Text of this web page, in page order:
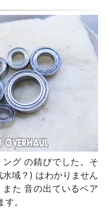
グ の錆びでした。そ
域？) はわかりません
た 音の出ているベア
。